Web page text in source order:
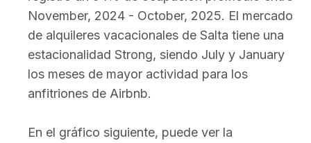
November, 2024 - October, 2025. El mercado
de alquileres vacacionales de Salta tiene una
estacionalidad Strong, siendo July y January
los meses de mayor actividad para los
anfitriones de Airbnb.
En el gráfico siguiente, puede ver la